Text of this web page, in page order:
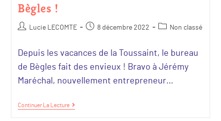
Bègles !
Lucie LECOMTE 8 décembre 2022 Non classé
Depuis les vacances de la Toussaint, le bureau
de Bègles fait des envieux ! Bravo à Jérémy
Maréchal, nouvellement entrepreneur…
Continuer La Lecture